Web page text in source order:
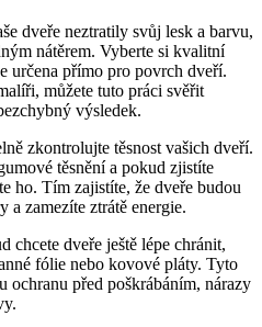
dveře neztratily svůj lesk a barvu,
nátěrem. Vyberte si kvalitní
určena přímo pro povrch dveří.
můžete tuto práci svěřit
výsledek.
zkontrolujte těsnost vašich dveří.
těsnění a pokud zjistíte
ho. Tím zajistíte, že dveře budou
a zamezíte ztrátě energie.
chcete dveře ještě lépe chránit,
fólie nebo kovové pláty. Tyto
ochranu před poškrábáním, nárazy